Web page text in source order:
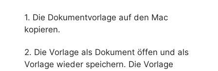
1. Die Dokumentvorlage auf den Mac
kopieren.
2. Die Vorlage als Dokument öffen und als
Vorlage wieder speichern. Die Vorlage